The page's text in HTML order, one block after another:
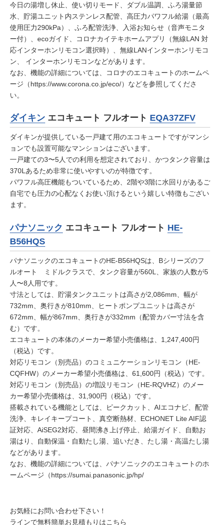
今日の湯増し休止、使い切りモード、ダブル温調、ふろ湯量節
水、貯湯ユニット内ステンレス配管、高圧力パワフル給湯（最高
使用圧力290kPa）、ふろ配管洗浄、入浴お知らせ（音声モニタ
ー付）、ecoガイド、コロナカイテキホームアプリ（無線LAN 対
応インターホンリモコン選択時）、無線LANインターホンリモコ
ン、 インターホンリモコンなどがあります。
なお、機能の詳細については、コロナのエコキュートのホームペ
ージ（https://www.corona.co.jp/eco/）などを参照してくださ
い。
ダイキン エコキュート フルオート EQA37ZFV
ダイキンが提供している一戸建て用のエコキュートですがマンシ
ョンでも設置可能なマンションはございます。
一戸建ての3〜5人での利用を想定されており、かつタンク容量は
370Lあるため非常に使いやすいのが特徴です。
パワフル高圧機能もついているため、2階や3階に水回りがあるご
自宅でも圧力の心配なくお使い頂けるという嬉しい特徴もござい
ます。
パナソニック エコキュート フルオート HE-
B56HQS
パナソニックのエコキュートのHE-B56HQSは、Bシリーズのフ
ルオート ミドルクラスで、タンク容量が560L、家族の人数が5
人〜8人用です。
寸法としては、貯湯タンクユニットは高さが2,086mm、幅が
732mm、奥行きが810mm、ヒートポンプユニットは高さが
672mm、幅が867mm、奥行きが332mm（配管カバー寸法を含
む）です。
エコキュートの本体のメーカー希望小売価格は、1,247,400円
（税込）です。
対応リモコン（別売品）のコミュニケーションリモコン（HE-
CQFHW）のメーカー希望小売価格は、61,600円（税込）です。
対応リモコン（別売品）の増設リモコン（HE-RQVHZ）のメー
カー希望小売価格は、31,900円（税込）です。
搭載されている機能としては、ピークカット、AIエコナビ、配管
洗浄、キレイキープコート、真空断熱材、ECHONET Lite AIF認
証対応、AiSEG2対応、昼間沸き上げ停止、給湯ガイド、自動お
湯はり、自動保温・自動たし湯、追いだき、たし湯・高温たし湯
などがあります。
なお、機能の詳細については、パナソニックのエコキュートのホ
ームページ（https://sumai.panasonic.jp/hp/
お気軽にお問い合わせ下さい！
ラインで無料簡単お見積もりはこちら